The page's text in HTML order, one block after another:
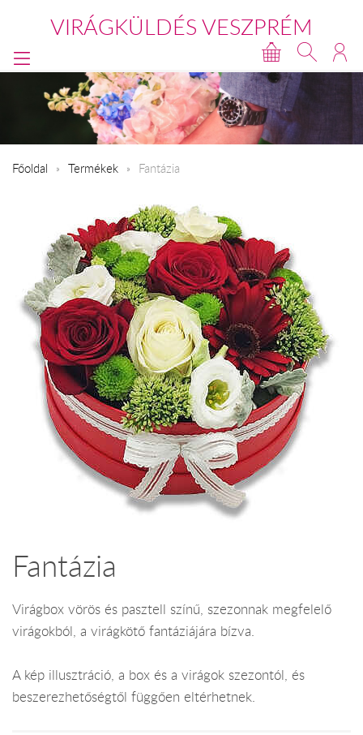
VIRÁGKÜLDÉS VESZPRÉM
Főoldal Termékek Fantázia
Fantázia
Virágbox vörös és pasztell színű, szezonnak megfelelő
virágokból, a virágkötő fantáziájára bízva.
A kép illusztráció, a box és a virágok szezontól, és
beszerezhetőségtől függően eltérhetnek.